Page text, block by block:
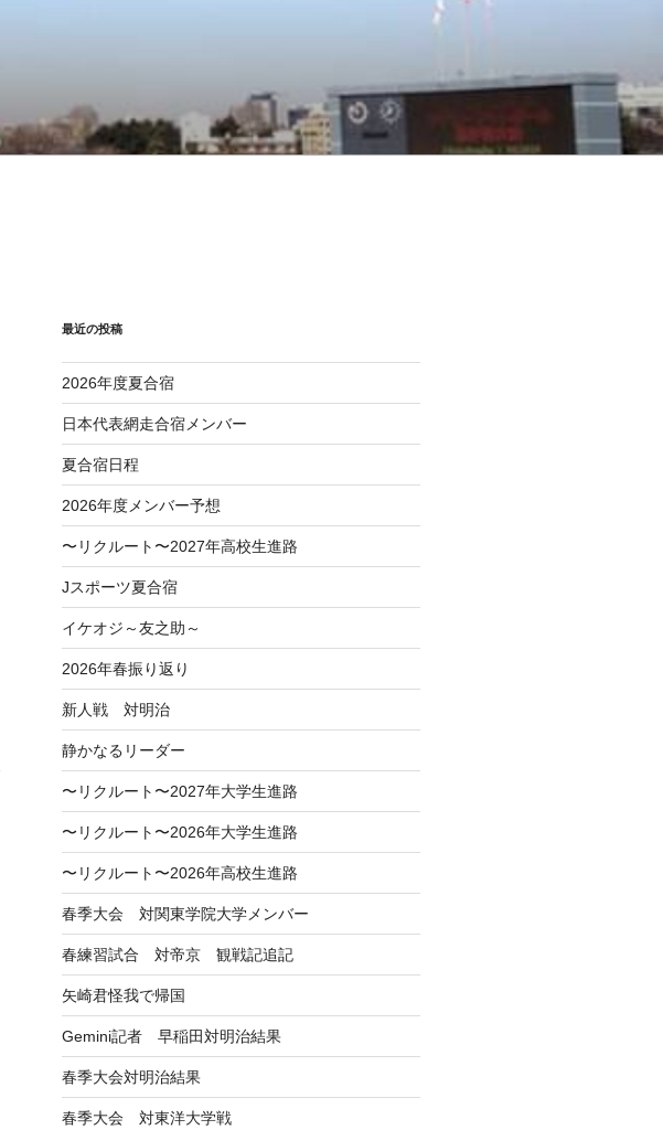
最近の投稿
2026年度夏合宿
日本代表網走合宿メンバー
夏合宿日程
2026年度メンバー予想
〜リクルート〜2027年高校生進路
Jスポーツ夏合宿
イケオジ～友之助～
2026年春振り返り
新人戦 対明治
静かなるリーダー
〜リクルート〜2027年大学生進路
〜リクルート〜2026年大学生進路
〜リクルート〜2026年高校生進路
春季大会 対関東学院大学メンバー
春練習試合 対帝京 観戦記追記
矢崎君怪我で帰国
Gemini記者 早稲田対明治結果
春季大会対明治結果
春季大会 対東洋大学戦